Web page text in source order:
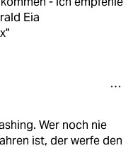
Eia
Wer noch nie
ist, der werfe den